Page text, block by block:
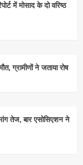
में मोसाद के दो वरिष्ठ
ग्रामीणों ने जताया रोष
तेज, बार एसोसिएशन ने